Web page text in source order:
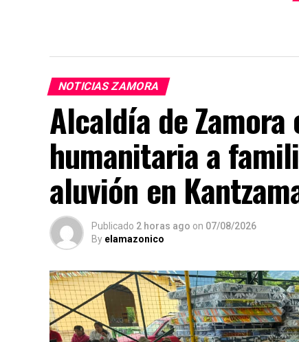
NOTICIAS ZAMORA
Alcaldía de
humanitaria a
aluvión en
Publicado 2 horas ago on 07/08/2026
By elamazonico